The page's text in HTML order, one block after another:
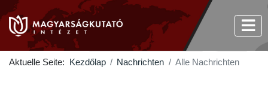
Aktuelle Seite: Kezdőlap Nachrichten Alle Nachrichten